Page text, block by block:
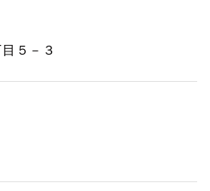
５－３